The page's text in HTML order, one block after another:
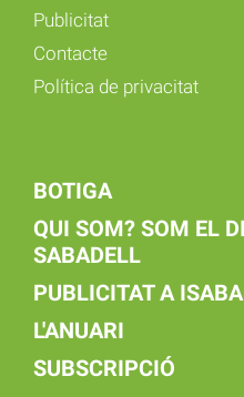
Publicitat
Contacte
Política de privacitat
BOTIGA
QUI SOM? SOM EL
SABADELL
PUBLICITAT A
L'ANUARI
SUBSCRIPCIÓ